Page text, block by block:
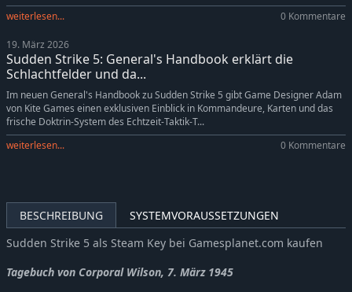
weiterlesen...
0 Kommentare
19. März 2026
Sudden Strike 5: General's Handbook erklärt die
Schlachtfelder und da...
Im neuen General's Handbook zu Sudden Strike 5 gibt Game Designer Adam
von Kite Games einen exklusiven Einblick in Kommandeure, Karten und das
frische Doktrin-System des Echtzeit-Taktik-T...
weiterlesen...
0 Kommentare
BESCHREIBUNG
SYSTEMVORAUSSETZUNGEN
Sudden Strike 5 als Steam Key bei Gamesplanet.com kaufen
Tagebuch von Corporal Wilson, 7. März 1945